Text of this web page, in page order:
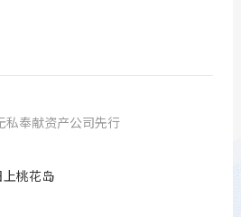
私奉献资产公司先行
桃花岛